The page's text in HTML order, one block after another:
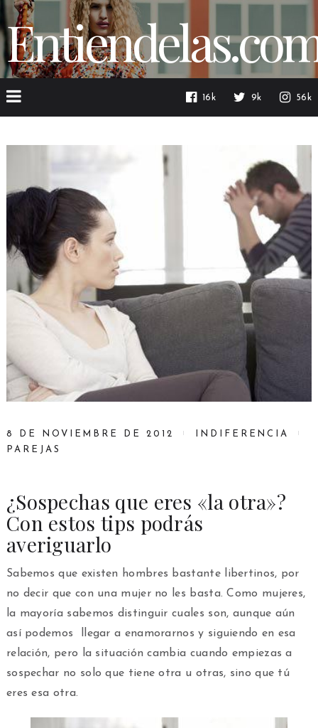
16k 9k 56k
8 DE NOVIEMBRE DE 2012
INDIFERENCIA
PAREJAS
¿Sospechas que eres «la otra»?
Con estos tips podrás
averiguarlo
Sabemos que existen hombres bastante libertinos, por
no decir que con una mujer no les basta. Como mujeres,
la mayoría sabemos distinguir cuales son, aunque aún
así podemos llegar a enamorarnos y siguiendo en esa
relación, pero la situación cambia cuando empiezas a
sospechar no solo que tiene otra u otras, sino que tú
eres esa otra.